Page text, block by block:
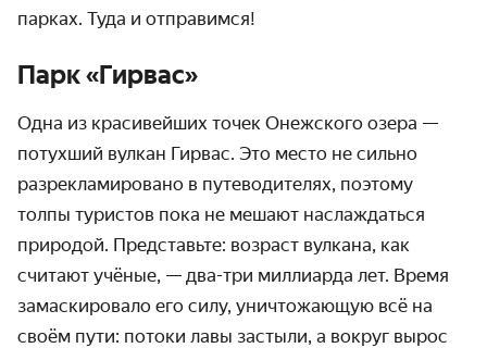
парках. Туда и отправимся!
Парк «Гирвас»‎
Одна из красивейших точек Онежского озера —
потухший вулкан Гирвас‎. Это место не сильно
разреклами­ровано в путе­водителях, поэтому
толпы туристов пока не мешают наслаждаться
природой. Представьте: возраст вулкана, как
считают учёные, — два-три миллиарда лет. Время
замаски­ровало его силу, уничтожающую всё на
своём пути: потоки лавы застыли, а вокруг вырос